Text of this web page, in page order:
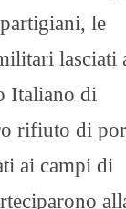
le
lasciati
Italiano di
rifiuto di
ai campi di